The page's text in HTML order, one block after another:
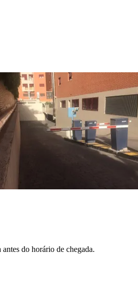
do horário de chegada.